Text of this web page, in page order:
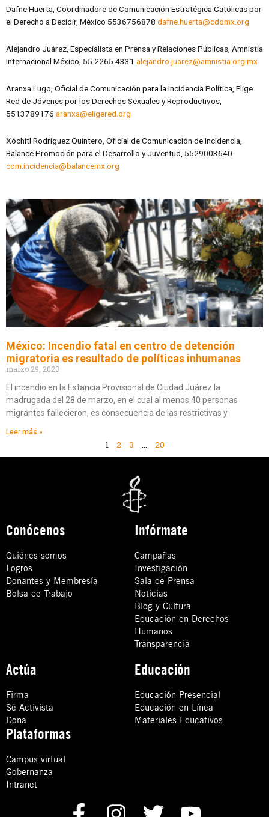
Dafne Huerta, Coordinadore de Comunicación Estratégica Católicas por
el Derecho a Decidir, México 5536756878 dafne.huerta@cddmx.org
Alejandro Juárez, Especialista en Prensa y Relaciones Públicas, Amnistía
Internacional México, 55 2265 4331 alejandro.juarez@amnistia.org.mx
Aranxa Lugo, Oficial de Comunicación para la Incidencia Política, Elige
Red de Jóvenes por los Derechos Sexuales y Reproductivos,
5513789176 aranxa@eligered.org
Xóchitl Rodríguez Quintero, Oficial de Comunicación de Incidencia,
Balance Promoción para el Desarrollo y Juventud, 5529003640
com.incidencia@balancemx.org
México: Incendio fatal en centro de detención
migratoria es resultado de políticas inhumanas
marzo 29, 2023
El incendio en la Estancia Provisional de Ciudad Juárez la
madrugada del 28 de marzo, en el cual al menos 40 personas
migrantes fallecieron, es consecuencia de las restrictivas y
Leer más »
1 2 3 … 20
Conócenos
Quiénes somos
Logros
Donantes y Membresía
Bolsa de Trabajo
Infórmate
Campañas
Investigación
Sala de Prensa
Noticias
Blog y Cultura
Educación en Derechos
Humanos
Transparencia
Actúa
Firma
Sé Activista
Dona
Educación
Educación Presencial
Educación en Línea
Materiales Educativos
Plataformas
Campus virtual
Gobernanza
Intranet